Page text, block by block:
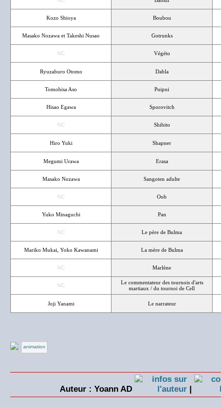
Kozo Shioya Boubou
Masako Nozawa et Takeshi Nusao Gotrunks
NC Végéto
Ryuzaburo Otomo Dabla
Tomohisa Aso Puipui
Hisao Egawa Sporovitch
NC Shibito
Hiro Yuki Shapner
Megumi Urawa Erasa
Masako Nozawa Sangoten adulte
NC Oob
Yuko Minaguchi Pan
NC Le père de Bulma
Mariko Mukai, Yoko Kawanami La mère de Bulma
NC Marlène
NC
Le commentateur des tournois d'arts
martiaux / du tournoi de Cell
Joji Yanami Le narrateur
animation
Auteur : Yoann AD